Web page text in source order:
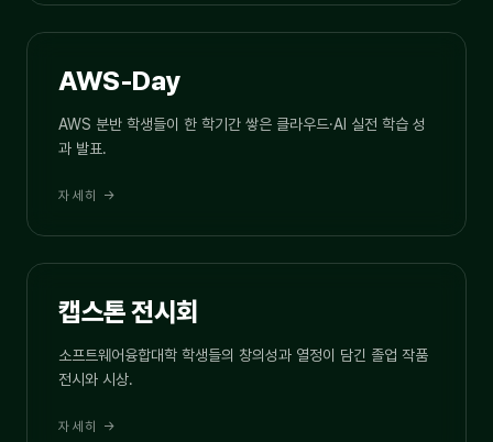
AWS-Day
AWS 분반 학생들이 한 학기간 쌓은 클라우드·AI 실전 학습 성
과 발표.
자세히 →
캡스톤 전시회
소프트웨어융합대학 학생들의 창의성과 열정이 담긴 졸업 작품
전시와 시상.
자세히 →